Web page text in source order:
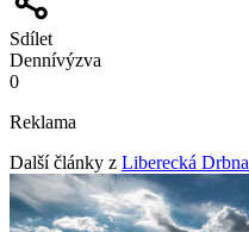
Sdílet
Dennívýzva
0
Reklama
Další články z Liberecká Drbna